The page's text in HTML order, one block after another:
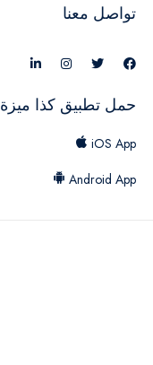
تواصل معنا
حمل تطبيق كذا ميزة
iOS App
Android App